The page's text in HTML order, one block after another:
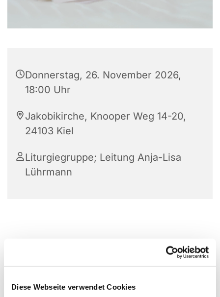
Diese Webseite verwendet Cookies
Donnerstag, 26. November 2026,
18:00 Uhr
Jakobikirche, Knooper Weg 14-20,
24103 Kiel
Liturgiegruppe; Leitung Anja-Lisa
Lührmann